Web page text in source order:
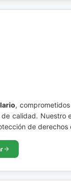
,
calidad.
de derechos